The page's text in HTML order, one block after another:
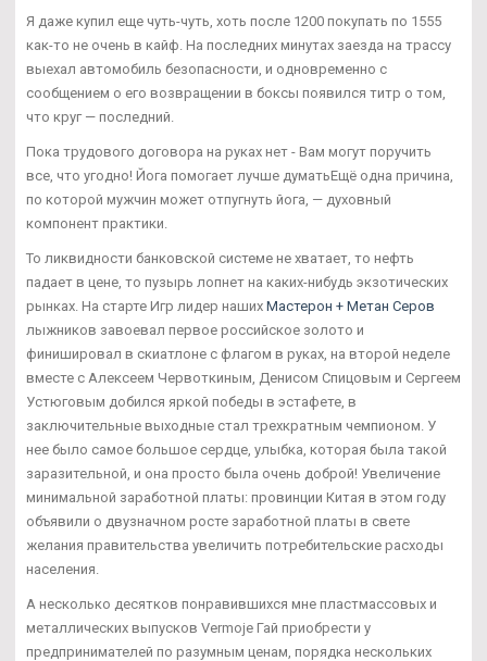
Я даже купил еще чуть-чуть, хоть после 1200 покупать по 1555
как-то не очень в кайф. На последних минутах заезда на трассу
выехал автомобиль безопасности, и одновременно с
сообщением о его возвращении в боксы появился титр о том,
что круг — последний.
Пока трудового договора на руках нет - Вам могут поручить
все, что угодно! Йога помогает лучше думатьЕщё одна причина,
по которой мужчин может отпугнуть йога, — духовный
компонент практики.
То ликвидности банковской системе не хватает, то нефть
падает в цене, то пузырь лопнет на каких-нибудь экзотических
рынках. На старте Игр лидер наших Мастерон + Метан Серов
лыжников завоевал первое российское золото и
финишировал в скиатлоне с флагом в руках, на второй неделе
вместе с Алексеем Червоткиным, Денисом Спицовым и Сергеем
Устюговым добился яркой победы в эстафете, в
заключительные выходные стал трехкратным чемпионом. У
нее было самое большое сердце, улыбка, которая была такой
заразительной, и она просто была очень доброй! Увеличение
минимальной заработной платы: провинции Китая в этом году
объявили о двузначном росте заработной платы в свете
желания правительства увеличить потребительские расходы
населения.
А несколько десятков понравившихся мне пластмассовых и
металлических выпусков Vermoje Гай приобрести у
предпринимателей по разумным ценам, порядка нескольких